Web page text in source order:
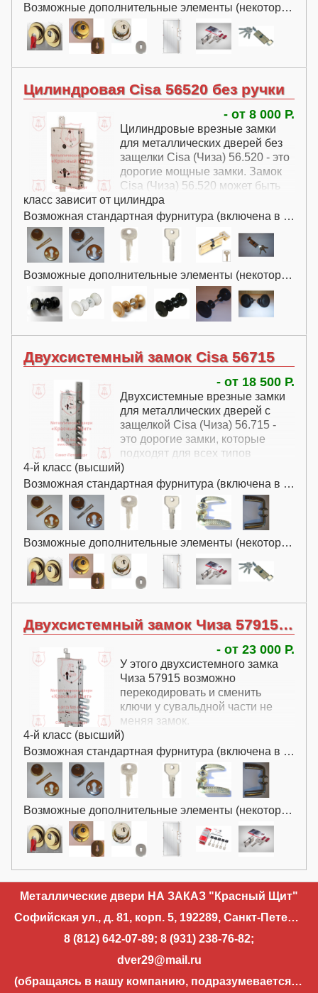
Возможные дополнительные элементы (некоторые за дополнительную плату):
Цилиндровая Cisa 56520 без ручки
- от 8 000 Р.
Цилиндровые врезные замки
для металлических дверей без
защелки Cisa (Чиза) 56.520 - это
дорогие мощные замки. Замок
Cisa (Чиза) 56.520 может быть
установлен как в качестве
основного замка, так и в
качестве дополнительного.
класс зависит от цилиндра
Возможная стандартная фурнитура (включена в цену):
Возможные дополнительные элементы (некоторые за дополнительную плату):
Двухсистемный замок Cisa 56715
- от 18 500 Р.
Двухсистемные врезные замки
для металлических дверей с
защелкой Cisa (Чиза) 56.715 -
это дорогие замки, которые
подходят для всех типов
металлических дверей.
4-й класс (высший)
Возможная стандартная фурнитура (включена в цену):
Возможные дополнительные элементы (некоторые за дополнительную плату):
Двухсистемный замок Чиза 57915 с перекодировкой
- от 23 000 Р.
У этого двухсистемного замка
Чиза 57915 возможно
перекодировать и сменить
ключи у сувальдной части не
меняя замок.
4-й класс (высший)
Возможная стандартная фурнитура (включена в цену):
Возможные дополнительные элементы (некоторые за дополнительную плату):
Металлические двери НА ЗАКАЗ "Красный Щит"
Софийская ул., д. 81, корп. 5, 192289, Санкт-Петербург
8 (812) 642-07-89; 8 (931) 238-76-82;
dver29@mail.ru
(обращаясь в нашу компанию, подразумевается, что вы разрешаете использовать свои контактные данные для уточнения деталей запроса и направления ответа на запрос)